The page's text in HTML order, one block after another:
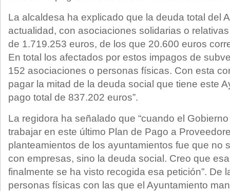
La alcaldesa ha explicado que la deuda total del
actualidad, con asociaciones solidarias o
de 1.719.253 euros, de los que 20.600 euros
En total los afectados por estos impagos de
152 asociaciones o personas físicas. Con esta
pagar la mitad de la deuda social que tiene este
pago total de 837.202 euros”.
La regidora ha señalado que “cuando el
trabajar en este último Plan de Pago a
planteamientos de los ayuntamientos fue que no
con empresas, sino la deuda social. Creo que
finalmente se ha visto recogida esa petición”. De
personas físicas con las que el Ayuntamiento